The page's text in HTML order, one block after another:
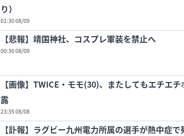
り）
01:30 08/09
【悲報】靖国神社、コスプレ軍装を禁止へ
00:30 08/09
【画像】TWICE・モモ(30)、またしてもエチエ
露
23:35 08/08
【訃報】ラグビー九州電力所属の選手が熱中症